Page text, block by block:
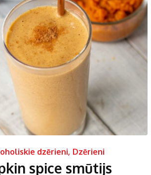
dzērieni, Dzērieni
spice smūtijs